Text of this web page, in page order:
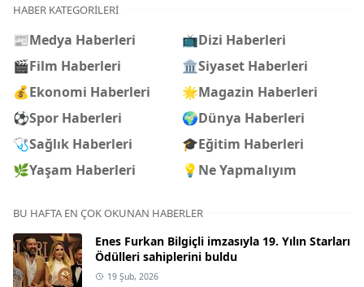
HABER KATEGORILERI
📰Medya Haberleri 📺Dizi Haberleri
🎬Film Haberleri 🏛️Siyaset Haberleri
💰Ekonomi Haberleri 🌟Magazin Haberleri
⚽Spor Haberleri 🌍Dünya Haberleri
🩺Sağlık Haberleri 🎓Eğitim Haberleri
🌿Yaşam Haberleri 💡 Ne Yapmalıyım
BU HAFTA EN ÇOK OKUNAN HABERLER
Enes Furkan Bilgiçli imzasıyla 19. Yılın Starları
Ödülleri sahiplerini buldu
19 Şub, 2026